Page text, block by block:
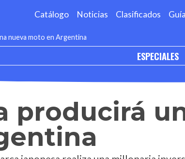
Catálogo Noticias Clasificados
nueva moto en Argentina
ESPECIALES
producirá